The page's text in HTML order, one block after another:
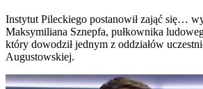
Instytut Pileckiego postanowił zająć się…
Maksymiliana Sznepfa, pułkownika
który dowodził jednym z oddziałów
Augustowskiej.